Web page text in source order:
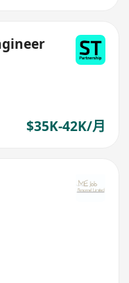
$35K-42K/月